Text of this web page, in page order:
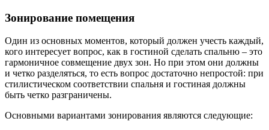
Зонирование помещения
Один из основных моментов, который должен учесть каждый,
кого интересует вопрос, как в гостиной сделать спальню – это
гармоничное совмещение двух зон. Но при этом они должны
и четко разделяться, то есть вопрос достаточно непростой: при
стилистическом соответствии спальня и гостиная должны
быть четко разграничены.
Основными вариантами зонирования являются следующие: